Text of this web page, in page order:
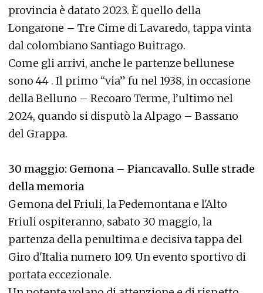
provincia è datato 2023. È quello della
Longarone – Tre Cime di Lavaredo, tappa vinta
dal colombiano Santiago Buitrago.
Come gli arrivi, anche le partenze bellunese
sono 44 . Il primo “via” fu nel 1938, in occasione
della Belluno – Recoaro Terme, l’ultimo nel
2024, quando si disputò la Alpago – Bassano
del Grappa.
30 maggio: Gemona – Piancavallo. Sulle strade
della memoria
Gemona del Friuli, la Pedemontana e l'Alto
Friuli ospiteranno, sabato 30 maggio, la
partenza della penultima e decisiva tappa del
Giro d'Italia numero 109. Un evento sportivo di
portata eccezionale.